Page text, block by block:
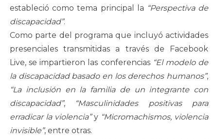
estableció como tema principal la “Perspectiva de
discapacidad”.
Como parte del programa que incluyó actividades
presenciales transmitidas a través de Facebook
Live, se impartieron las conferencias “El modelo de
la discapacidad basado en los derechos humanos”,
“La inclusión en la familia de un integrante con
discapacidad”,
“Masculinidades positivas para
erradicar la violencia”y “Micromachismos, violencia
invisible”, entre otras.